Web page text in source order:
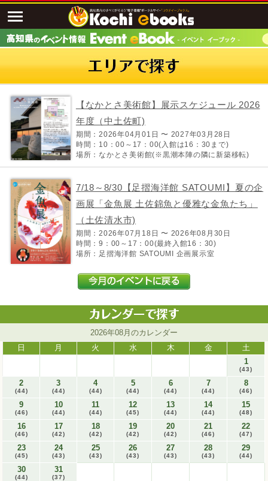
【なかとさ美術館】展示スケジュール 2026
年度（中土佐町)
期間：2026年04月01日 〜 2027年03月28日
時間：10：00～17：00(入館は16：30まで)
場所：なかとさ美術館(※黒潮本陣の隣に新築移転)
7/18～8/30【足摺海洋館 SATOUMI】夏の企
画展「金魚展 土佐錦魚と優雅な金魚たち」
（土佐清水市)
期間：2026年07月18日 〜 2026年08月30日
時間：9：00～17：00(最終入館16：30)
場所：足摺海洋館 SATOUMI 企画展示室
2026年08月のカレンダー
日
月 火 水 木 金
土
1
(43)
2
(44)
3
(44)
4
(44)
5
(44)
6
(44)
7
(44)
8
(46)
9
(46)
10
(44)
11
(44)
12
(45)
13
(44)
14
(44)
15
(48)
16
(46)
17
(42)
18
(42)
19
(42)
20
(42)
21
(46)
22
(47)
23
(45)
24
(43)
25
(43)
26
(43)
27
(43)
28
(43)
29
(44)
30
(44)
31
(37)